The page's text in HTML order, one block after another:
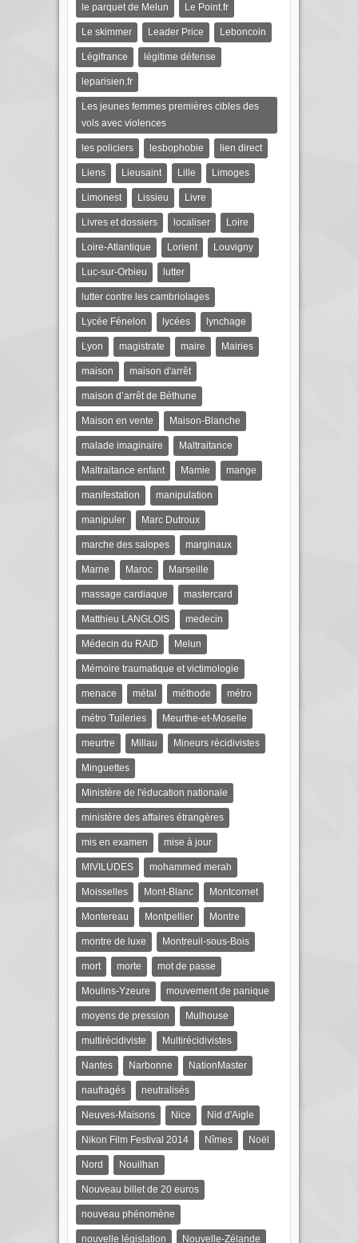
le parquet de Melun Le Point.fr
Le skimmer Leader Price Leboncoin
Légifrance légitime défense
leparisien.fr
Les jeunes femmes premières cibles des
vols avec violences
les policiers lesbophobie lien direct
Liens Lieusaint Lille Limoges
Limonest Lissieu Livre
Livres et dossiers localiser Loire
Loire-Atlantique Lorient Louvigny
Luc-sur-Orbieu lutter
lutter contre les cambriolages
Lycée Fénelon lycées lynchage
Lyon magistrate maire Mairies
maison maison d'arrêt
maison d’arrêt de Béthune
Maison en vente Maison-Blanche
malade imaginaire Maltraitance
Maltraitance enfant Mamie mange
manifestation manipulation
manipuler Marc Dutroux
marche des salopes marginaux
Marne Maroc Marseille
massage cardiaque mastercard
Matthieu LANGLOIS medecin
Médecin du RAID Melun
Mémoire traumatique et victimologie
menace métal méthode métro
métro Tuileries Meurthe-et-Moselle
meurtre Millau Mineurs récidivistes
Minguettes
Ministère de l'éducation nationale
ministère des affaires étrangères
mis en examen mise à jour
MIVILUDES mohammed merah
Moisselles Mont-Blanc Montcornet
Montereau Montpellier Montre
montre de luxe Montreuil-sous-Bois
mort morte mot de passe
Moulins-Yzeure mouvement de panique
moyens de pression Mulhouse
multirécidiviste Multirécidivistes
Nantes Narbonne NationMaster
naufragés neutralisés
Neuves-Maisons Nice Nid d'Aigle
Nikon Film Festival 2014 Nîmes Noël
Nord Nouilhan
Nouveau billet de 20 euros
nouveau phénomène
nouvelle législation Nouvelle-Zélande